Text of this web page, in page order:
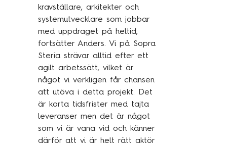
Rapporter
Det digitala undret
Kontakta oss
kravställare, arkitekter och
systemutvecklare som jobbar
med uppdraget på heltid,
fortsätter Anders. Vi på Sopra
Steria strävar alltid efter ett
agilt arbetssätt, vilket är
något vi verkligen får chansen
att utöva i detta projekt. Det
är korta tidsfrister med tajta
leveranser men det är något
som vi är vana vid och känner
därför att vi är helt rätt aktör